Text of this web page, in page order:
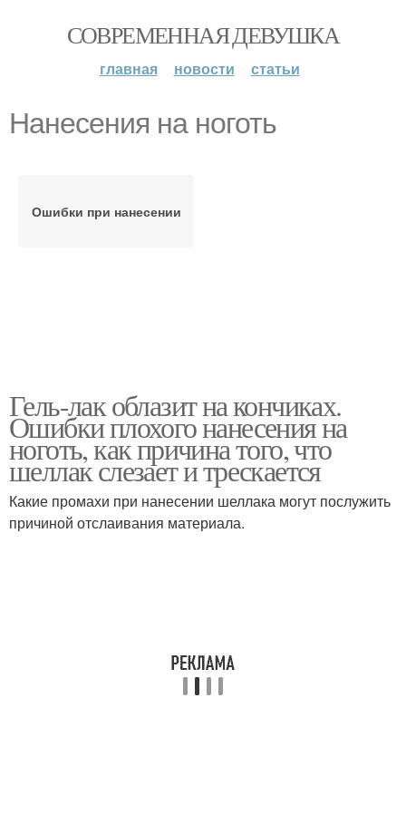
СОВРЕМЕННАЯ ДЕВУШКА
главная новости статьи
Нанесения на ноготь
Ошибки при нанесении
Гель-лак облазит на кончиках.
Ошибки плохого нанесения на
ноготь, как причина того, что
шеллак слезает и трескается
Какие промахи при нанесении шеллака могут послужить
причиной отслаивания материала.